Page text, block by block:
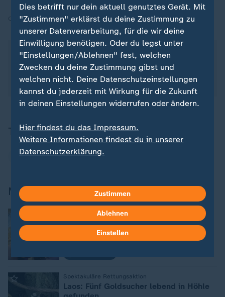
Quelle: dpa
Über dieses Thema berichtete hallo deutschland in
dem Beitrag"Dinslaken: Zwei Kinder sterben auf
dem Schulweg"
am 27.05.2026 um 17:10 Uhr,
online verfügbar um 16:45 Uhr.
Thema
Nordrhein-Westfalen
Mehr aktuelle Nachrichten
Reform der Sozialversicherungen
Wirtschaftsweise warnen vor
explodierenden Beiträgen
Spektakuläre Rettungsaktion
Laos: Fünf Goldsucher lebend in Höhle
Dies betrifft nur dein aktuell genutztes Gerät. Mit
"Zustimmen" erklärst du deine Zustimmung zu
unserer Datenverarbeitung, für die wir deine
Einwilligung benötigen. Oder du legst unter
"Einstellungen/Ablehnen" fest, welchen
Zwecken du deine Zustimmung gibst und
welchen nicht. Deine Datenschutzeinstellungen
kannst du jederzeit mit Wirkung für die Zukunft
in deinen Einstellungen widerrufen oder ändern.
Hier findest du das Impressum.
Weitere Informationen findest du in unserer
Datenschutzerklärung.
Zustimmen
Ablehnen
Einstellen